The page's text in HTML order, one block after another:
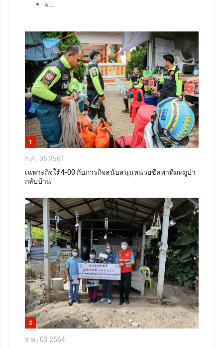
ALL
1
ก.ค., 05 2561
เฉพาะกิจใต้4-00 กับภารกิจสนับสนุนหน่วยซีลพาทีมหมูป่า
กลับบ้าน
2
ธ.ค., 03 2564